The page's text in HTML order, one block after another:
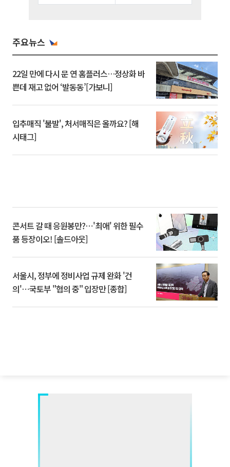
주요뉴스
22일 만에 다시 문 연 홈플러스…정상화 바
쁜데 재고 없어 ‘발동동’[가보니]
입추매직 '불발', 처서매직은 올까요? [해
시태그]
콘서트 갈 때 응원봉만?⋯'최애' 위한 필수
품 등장이오! [솔드아웃]
서울시, 정부에 정비사업 규제 완화 '건
의'⋯국토부 "협의 중" 입장만 [종합]